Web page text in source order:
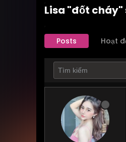
Lisa "đốt cháy"
Posts Hoạt